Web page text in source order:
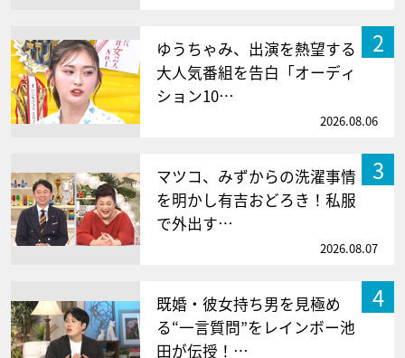
2
ゆうちゃみ、出演を熱望する
大人気番組を告白「オーディ
ション10…
2026.08.06
3
マツコ、みずからの洗濯事情
を明かし有吉おどろき！私服
で外出す…
2026.08.07
4
既婚・彼女持ち男を見極め
る“一言質問”をレインボー池
田が伝授！…